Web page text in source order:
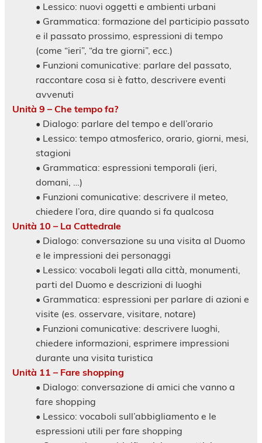
• Lessico: nuovi oggetti e ambienti urbani
• Grammatica: formazione del participio passato
e il passato prossimo, espressioni di tempo
(come “ieri”, “da tre giorni”, ecc.)
• Funzioni comunicative: parlare del passato,
raccontare cosa si è fatto, descrivere eventi
avvenuti
Unità 9 – Che tempo fa?
• Dialogo: parlare del tempo e dell’orario
• Lessico: tempo atmosferico, orario, giorni, mesi,
stagioni
• Grammatica: espressioni temporali (ieri,
domani, …)
• Funzioni comunicative: descrivere il meteo,
chiedere l’ora, dire quando si fa qualcosa
Unità 10 – La Cattedrale
• Dialogo: conversazione su una visita al Duomo
e le impressioni dei personaggi
• Lessico: vocaboli legati alla città, monumenti,
parti del Duomo e descrizioni di luoghi
• Grammatica: espressioni per parlare di azioni e
visite (es. osservare, visitare, notare)
• Funzioni comunicative: descrivere luoghi,
chiedere informazioni, esprimere impressioni
durante una visita turistica
Unità 11 – Fare shopping
• Dialogo: conversazione di amici che vanno a
fare shopping
• Lessico: vocaboli sull’abbigliamento e le
espressioni utili per fare shopping